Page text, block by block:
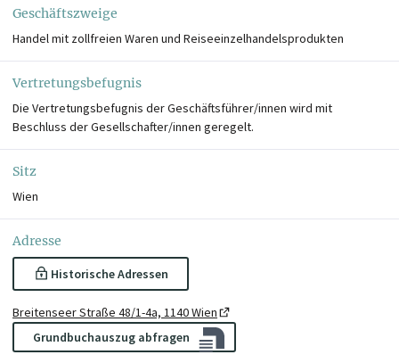
Geschäftszweige
Handel mit zollfreien Waren und Reiseeinzelhandelsprodukten
Vertretungsbefugnis
Die Vertretungsbefugnis der Geschäftsführer/innen wird mit
Beschluss der Gesellschafter/innen geregelt.
Sitz
Wien
Adresse
Historische Adressen
Breitenseer Straße 48/1-4a, 1140 Wien
Grundbuchauszug abfragen